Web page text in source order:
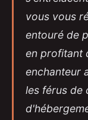
vous vous
entouré de
en profitant
enchanteur
les férus de